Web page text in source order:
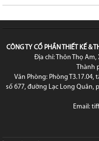
CÔNG TY CỔ PHẦN THIẾT KẾ
Địa chỉ: Thôn Thọ Am,
Văn Phòng: Phòng T3.17.04,
số 677, đường Lạc Long Quân,
Email: